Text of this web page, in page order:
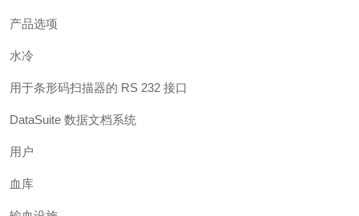
产品选项
水冷
用于条形码扫描器的 RS 232 接口
DataSuite 数据文档系统
用户
血库